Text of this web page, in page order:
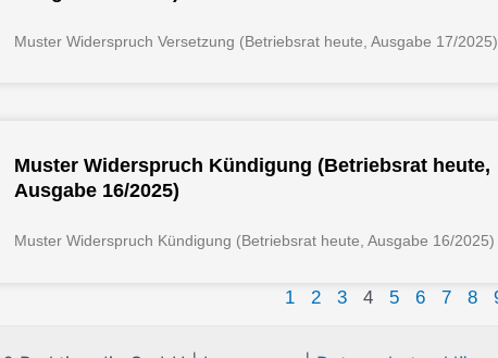
Muster Widerspruch Versetzung (Betriebsrat heute, Ausgabe 17/2025)
Muster Widerspruch Kündigung (Betriebsrat heute,
Ausgabe 16/2025)
Muster Widerspruch Kündigung (Betriebsrat heute, Ausgabe 16/2025)
1 2 3 4 5 6 7 8